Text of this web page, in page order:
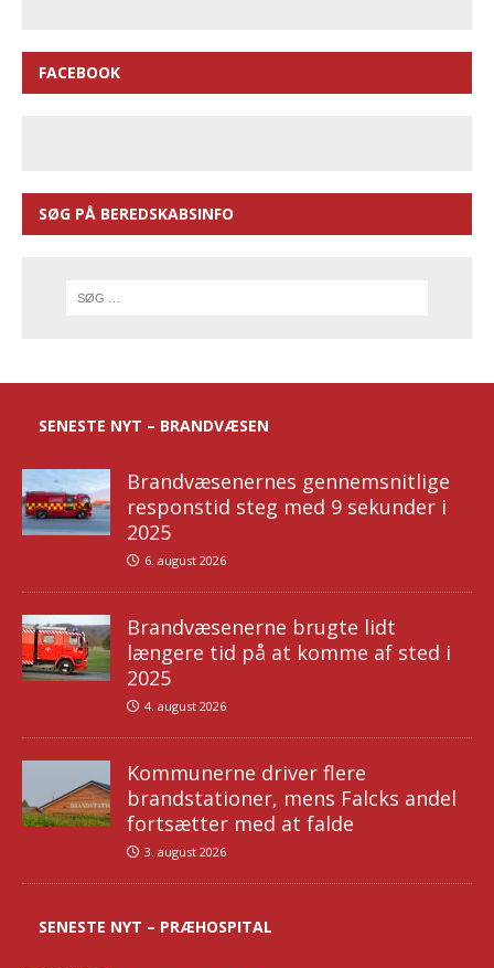
FACEBOOK
SØG PÅ BEREDSKABSINFO
SENESTE NYT – BRANDVÆSEN
Brandvæsenernes gennemsnitlige
responstid steg med 9 sekunder i
2025
6. august 2026
Brandvæsenerne brugte lidt
længere tid på at komme af sted i
2025
4. august 2026
Kommunerne driver flere
brandstationer, mens Falcks andel
fortsætter med at falde
3. august 2026
SENESTE NYT – PRÆHOSPITAL